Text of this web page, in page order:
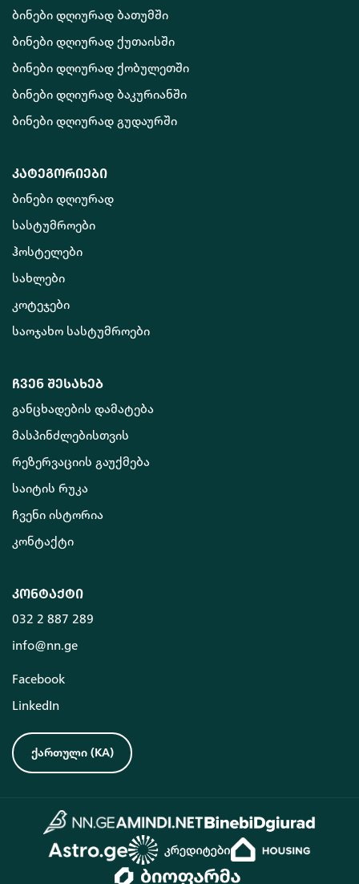
ბინები დღიურად ბათუმში
ბინები დღიურად ქუთაისში
ბინები დღიურად ქობულეთში
ბინები დღიურად ბაკურიანში
ბინები დღიურად გუდაურში
კატეგორიები
ბინები დღიურად
სასტუმროები
ჰოსტელები
სახლები
კოტეჯები
საოჯახო სასტუმროები
ჩვენ შესახებ
განცხადების დამატება
მასპინძლებისთვის
რეზერვაციის გაუქმება
საიტის რუკა
ჩვენი ისტორია
კონტაქტი
კონტაქტი
032 2 887 289
info@nn.ge
Facebook
LinkedIn
ქართული (KA)